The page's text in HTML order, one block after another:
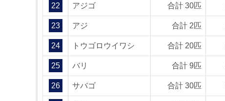
22 アジゴ 合計 30匹
23 アジ 合計 2匹
24 トウゴロウイワシ 合計 20匹
25 バリ 合計 9匹
26 サバゴ 合計 30匹